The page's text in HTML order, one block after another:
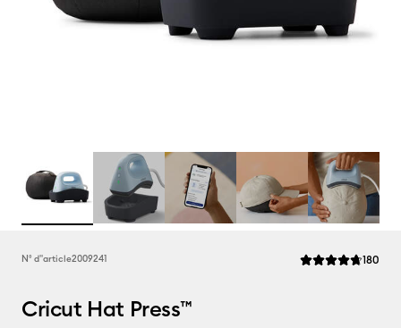
N° d''article2009241 La note moyenne
180
Cricut Hat Press™